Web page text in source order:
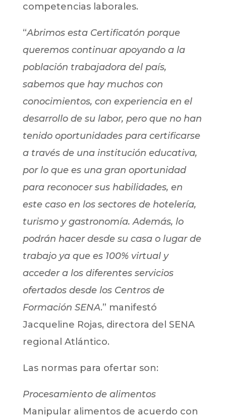
competencias laborales.
“Abrimos esta Certificatón porque
queremos continuar apoyando a la
población trabajadora del país,
sabemos que hay muchos con
conocimientos, con experiencia en el
desarrollo de su labor, pero que no han
tenido oportunidades para certificarse
a través de una institución educativa,
por lo que es una gran oportunidad
para reconocer sus habilidades, en
este caso en los sectores de hotelería,
turismo y gastronomía. Además, lo
podrán hacer desde su casa o lugar de
trabajo ya que es 100% virtual y
acceder a los diferentes servicios
ofertados desde los Centros de
Formación SENA.” manifestó
Jacqueline Rojas, directora del SENA
regional Atlántico.
Las normas para ofertar son:
Procesamiento de alimentos
Manipular alimentos de acuerdo con